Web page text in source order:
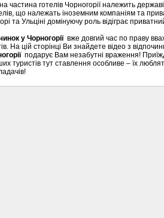
частина готелів Чорногорії належить
що належать іноземним компаніям та
та Ульціні домінуючу роль відіграє
у Чорногорії вже довгий час по праву
На цій сторінці Ви знайдете відео з
подарує Вам незабутні враження!
туристів тут ставлення особливе – їх